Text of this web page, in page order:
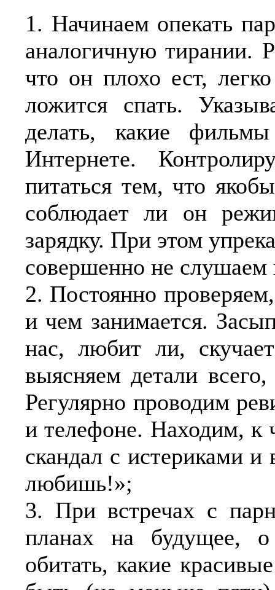
1. Начинаем опекать
аналогичную тирании.
что он плохо ест,
ложится спать.
делать, какие
Интернете.
питаться тем, что
соблюдает ли он
зарядку. При этом
совершенно не слушаем
2. Постоянно
и чем занимается.
нас, любит ли,
выясняем детали
Регулярно проводим
и телефоне. Находим, к
скандал с истериками
любишь!»;
3. При встречах с
планах на будущее,
обитать, какие